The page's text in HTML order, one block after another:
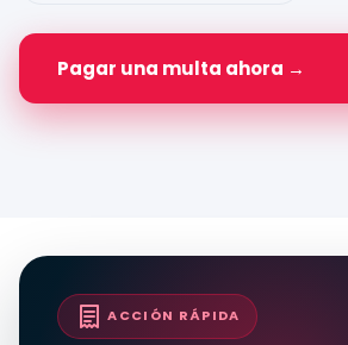
Pagar una multa ahora →
ACCIÓN RÁPIDA